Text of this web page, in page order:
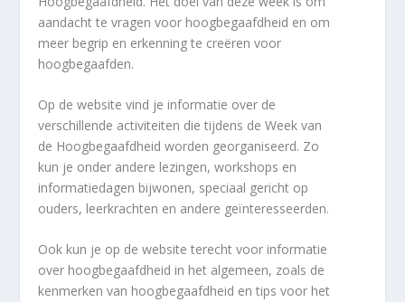
aandacht te vragen voor hoogbegaafdheid en om
meer begrip en erkenning te creëren voor
hoogbegaafden.
Op de website vind je informatie over de
verschillende activiteiten die tijdens de Week van
de Hoogbegaafdheid worden georganiseerd. Zo
kun je onder andere lezingen, workshops en
informatiedagen bijwonen, speciaal gericht op
ouders, leerkrachten en andere geïnteresseerden.
Ook kun je op de website terecht voor informatie
over hoogbegaafdheid in het algemeen, zoals de
kenmerken van hoogbegaafdheid en tips voor het